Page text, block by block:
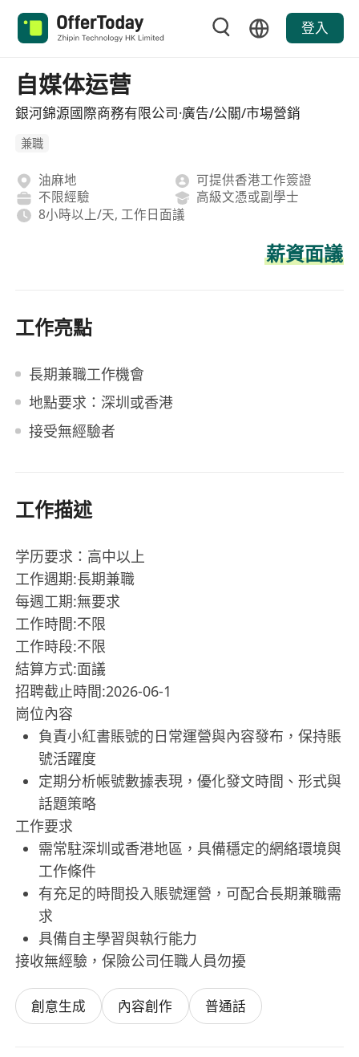
登入
自媒体运营
銀河錦源國際商務有限公司·廣告/公關/市場營銷
兼職
油麻地
可提供香港工作簽證
不限經驗
高級文憑或副學士
8小時以上/天, 工作日面議
薪資面議
工作亮點
長期兼職工作機會
地點要求：深圳或香港
接受無經驗者
工作描述
学历要求：高中以上
工作週期:長期兼職
每週工期:無要求
工作時間:不限
工作時段:不限
結算方式:面議
招聘截止時間:2026-06-1
崗位內容
負責小紅書賬號的日常運營與內容發布，保持賬
號活躍度
定期分析帳號數據表現，優化發文時間、形式與
話題策略
工作要求
需常駐深圳或香港地區，具備穩定的網絡環境與
工作條件
有充足的時間投入賬號運營，可配合長期兼職需
求
具備自主學習與執行能力
接收無經驗，保險公司任職人員勿擾
創意生成 內容創作 普通話